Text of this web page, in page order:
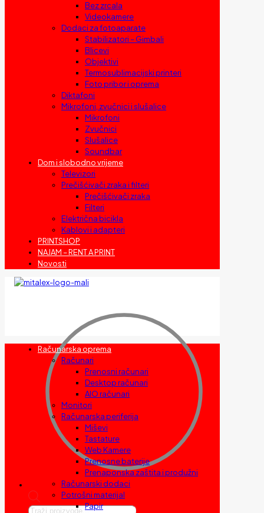
Bez zrcala
Videokamere
Dodaci za fotoaparate
Stabilizatori – Gimbali
Blicevi
Objektivi
Termosublimacijski printeri
Foto pribor i oprema
Diktafoni
Mikrofoni, zvučnici i slušalice
Mikrofoni
Zvučnici
Slušalice
Soundbar
Dom i slobodno vrijeme
Televizori
Prečišćivači zraka i filteri
Prečišćivači zraka
Filteri
Električna bicikla
Kablovi i adapteri
PRINTSHOP
NAJAM – RENT A PRINT
Novosti
Products
Računarska oprema
Računari
Prenosni računari
Desktop računari
AIO računari
Monitori
Računarska periferija
Miševi
Tastature
Web Kamere
Prenosne baterije
Prenaponska zaštita i produžni
Računarski dodaci
Potrošni materijal
Papir